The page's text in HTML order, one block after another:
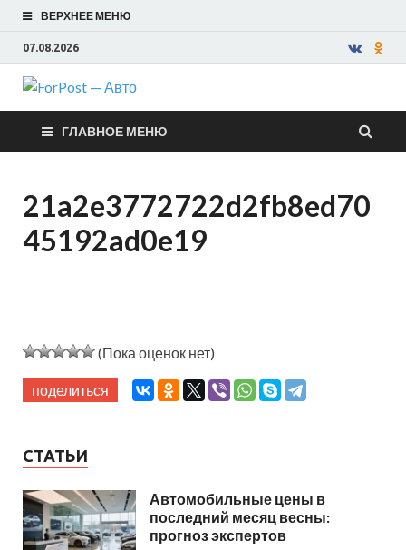
ВЕРХНЕЕ МЕНЮ
07.08.2026
ForPost —
Авто
ГЛАВНОЕ МЕНЮ
21a2e3772722d2fb8ed70
45192ad0e19
(Пока оценок нет)
поделиться
СТАТЬИ
Автомобильные цены в
последний месяц весны:
прогноз экспертов